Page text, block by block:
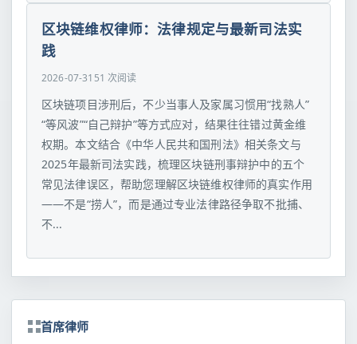
区块链维权律师：法律规定与最新司法实
践
2026-07-31 51 次阅读
区块链项目涉刑后，不少当事人及家属习惯用“找熟人”
“等风波”“自己辩护”等方式应对，结果往往错过黄金维
权期。本文结合《中华人民共和国刑法》相关条文与
2025年最新司法实践，梳理区块链刑事辩护中的五个
常见法律误区，帮助您理解区块链维权律师的真实作用
——不是“捞人”，而是通过专业法律路径争取不批捕、
不...
首席律师